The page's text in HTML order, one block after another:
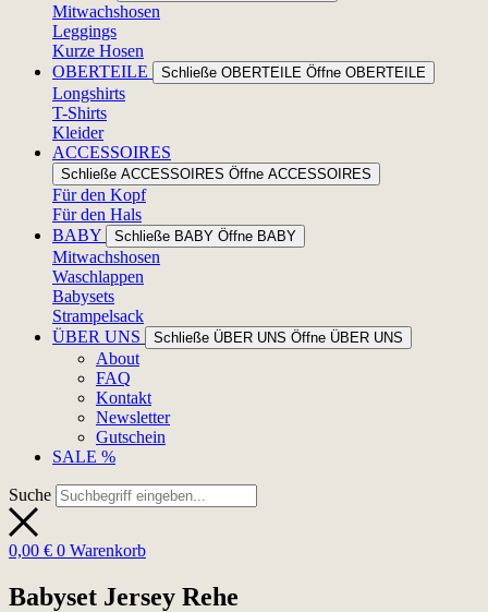
Mitwachshosen
Leggings
Kurze Hosen
OBERTEILE
Schließe OBERTEILE Öffne OBERTEILE
Longshirts
T-Shirts
Kleider
ACCESSOIRES
Schließe ACCESSOIRES Öffne ACCESSOIRES
Für den Kopf
Für den Hals
BABY
Schließe BABY Öffne BABY
Mitwachshosen
Waschlappen
Babysets
Strampelsack
ÜBER UNS
Schließe ÜBER UNS Öffne ÜBER UNS
About
FAQ
Kontakt
Newsletter
Gutschein
SALE %
Suche
0,00 € 0 Warenkorb
Babyset Jersey Rehe